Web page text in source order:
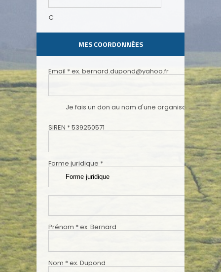
€
MES COORDONNÉES
Email *ex. bernard.dupond@yahoo.fr
Je fais un don au nom d'une organisation ou
SIREN *539250571
Forme juridique *
Prénom *ex. Bernard
Nom *ex. Dupond